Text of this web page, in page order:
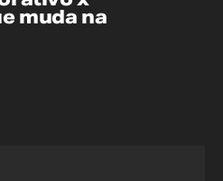
muda na